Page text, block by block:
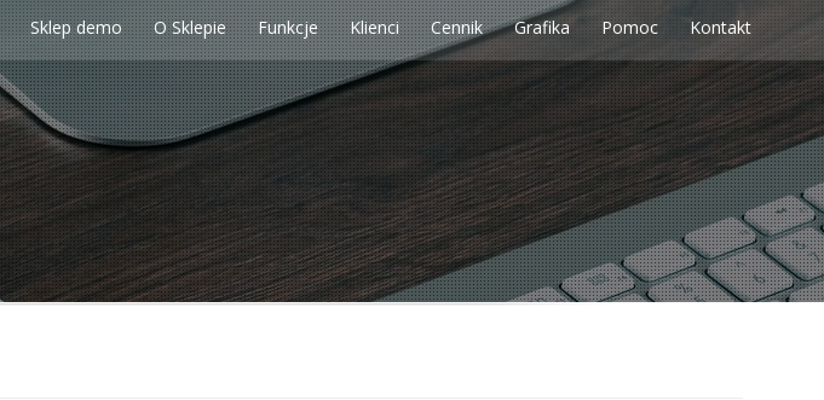
Sklep demo O Sklepie Funkcje Klienci Cennik Grafika Pomoc Kontakt